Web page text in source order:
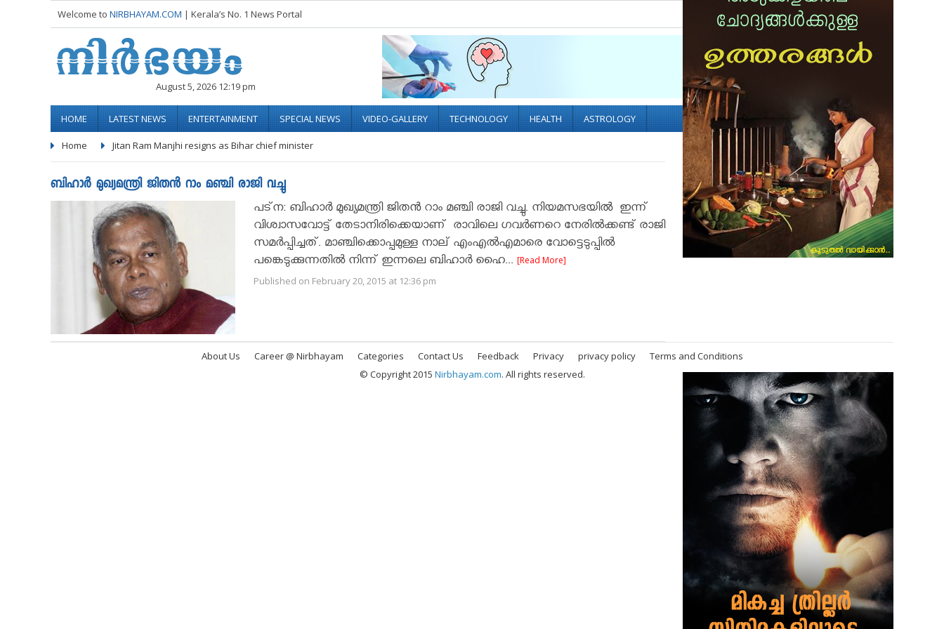
Welcome to NIRBHAYAM.COM | Kerala’s No. 1 News Portal Socialize with us
August 5, 2026 12:19 pm
HOME LATEST NEWS ENTERTAINMENT SPECIAL NEWS VIDEO-GALLERY TECHNOLOGY HEALTH ASTROLOGY
Home Jitan Ram Manjhi resigns as Bihar chief minister
ബിഹാർ മുഖ്യമന്ത്രി ജിതൻ റാം മഞ്ചി രാജി വച്ചു
പട്‌ന: ബിഹാർ മുഖ്യമന്ത്രി ജിതൻ റാം മഞ്ചി രാജി വച്ചു. നിയമസഭയിൽ ഇന്ന്
വിശ്വാസവോട്ട് തേടാനിരിക്കെയാണ് രാവിലെ ഗവര്‍ണറെ നേരില്‍ക്കണ്ട് രാജി
സമര്‍പ്പിച്ചത്. മാഞ്ചിക്കൊപ്പമുള്ള നാല് എംഎല്‍എമാരെ വോട്ടെടുപ്പില്‍
പങ്കെടുക്കുന്നതില്‍ നിന്ന് ഇന്നലെ ബിഹാര്‍ ഹൈ... [Read More]
Published on February 20, 2015 at 12:36 pm
About Us Career @ Nirbhayam Categories Contact Us Feedback Privacy privacy policy
Terms and Conditions
© Copyright 2015 Nirbhayam.com. All rights reserved.